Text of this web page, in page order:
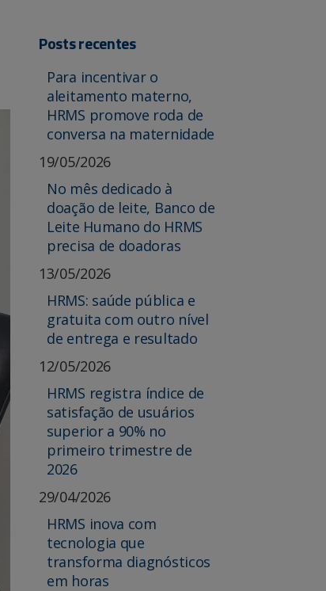
Posts recentes
Para incentivar o
aleitamento materno,
HRMS promove roda de
conversa na maternidade
19/05/2026
No mês dedicado à
doação de leite, Banco de
Leite Humano do HRMS
precisa de doadoras
13/05/2026
HRMS: saúde pública e
gratuita com outro nível
de entrega e resultado
12/05/2026
HRMS registra índice de
satisfação de usuários
superior a 90% no
primeiro trimestre de
2026
29/04/2026
HRMS inova com
tecnologia que
transforma diagnósticos
em horas